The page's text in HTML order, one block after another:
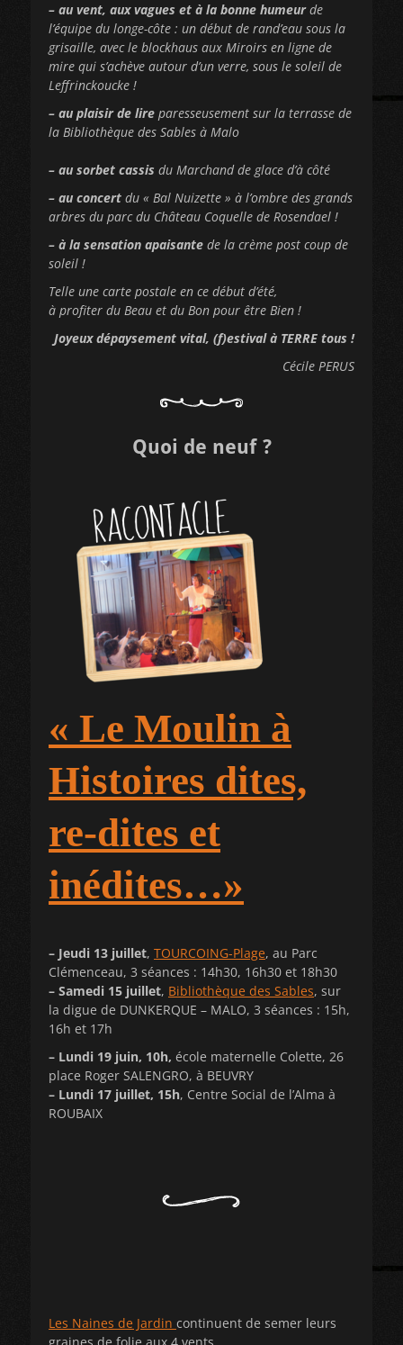
– au vent, aux vagues et à la bonne humeurde
l’équipe du longe-côte : un début de rand’eau sous la
grisaille, avec le blockhaus aux Miroirs en ligne de
mire qui s’achève autour d’un verre, sous le soleil de
Leffrinckoucke !
– au plaisir de lire paresseusement sur la terrasse de
la Bibliothèque des Sables à Malo
– au sorbet cassis du Marchand de glace d’à côté
– au concert du « Bal Nuizette » à l’ombre des grands
arbres du parc du Château Coquelle de Rosendael !
– à la sensation apaisante de la crème post coup de
soleil !
Telle une carte postale en ce début d’été,
à profiter du Beau et du Bon pour être Bien !
Joyeux dépaysement vital, (f)estival à TERRE tous !
Cécile PERUS
Quoi de neuf ?
« Le Moulin à
Histoires dites,
re-dites et
inédites…»
– Jeudi 13 juillet, TOURCOING-Plage, au Parc
Clémenceau, 3 séances : 14h30, 16h30 et 18h30
– Samedi 15 juillet, Bibliothèque des Sables, sur
la digue de DUNKERQUE – MALO, 3 séances : 15h,
16h et 17h
– Lundi 19 juin, 10h, école maternelle Colette, 26
place Roger SALENGRO, à BEUVRY
– Lundi 17 juillet, 15h, Centre Social de l’Alma à
ROUBAIX
Les Naines de Jardin continuent de semer leurs